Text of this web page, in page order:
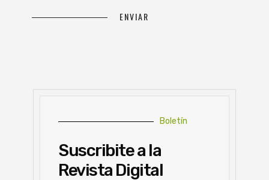
Boletín
Suscribite a la
Revista Digital